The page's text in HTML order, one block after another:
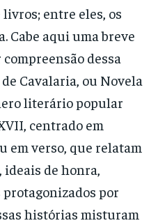
entre eles, os
Cabe aqui uma breve
dessa
Cavalaria, ou Novela
literário popular
centrado em
em verso, que relatam
de honra,
protagonizados por
histórias misturam